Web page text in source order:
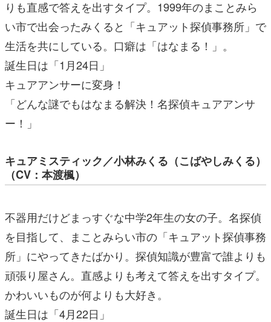
りも直感で答えを出すタイプ。1999年のまことみら
い市で出会ったみくると「キュアット探偵事務所」で
生活を共にしている。口癖は「はなまる！」。
誕生日は「1月24日」
キュアアンサーに変身！
「どんな謎でもはなまる解決！名探偵キュアアンサ
ー！」
キュアミスティック／小林みくる（こばやしみくる）
（CV：本渡楓）
不器用だけどまっすぐな中学2年生の女の子。名探偵
を目指して、まことみらい市の「キュアット探偵事務
所」にやってきたばかり。探偵知識が豊富で誰よりも
頑張り屋さん。直感よりも考えて答えを出すタイプ。
かわいいものが何よりも大好き。
誕生日は「4月22日」